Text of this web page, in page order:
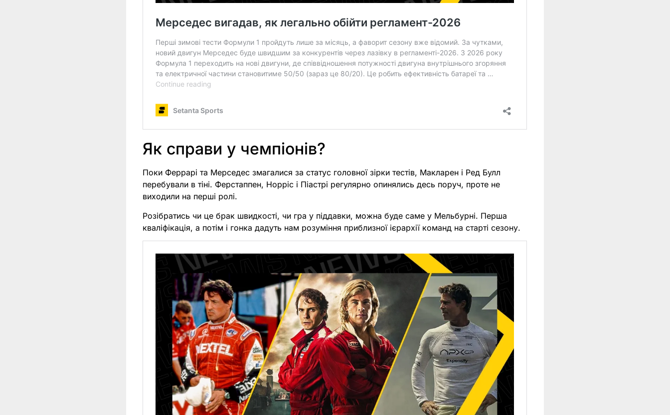
Як справи у чемпіонів?
Поки Феррарі та Мерседес змагалися за статус головної зірки тестів, Макларен і Ред Булл
перебували в тіні. Ферстаппен, Норріс і Піастрі регулярно опинялись десь поруч, проте не
виходили на перші ролі.
Розібратись чи це брак швидкості, чи гра у піддавки, можна буде саме у Мельбурні. Перша
кваліфікація, а потім і гонка дадуть нам розуміння приблизної ієрархії команд на старті сезону.